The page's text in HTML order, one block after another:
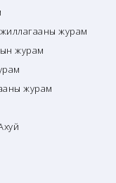
журам
журам
журам